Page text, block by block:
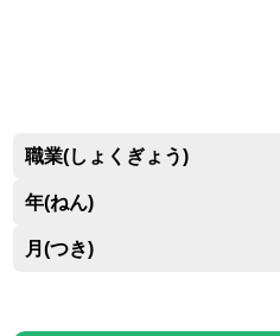
職業(しょくぎょう)
年(ねん)
月(つき)